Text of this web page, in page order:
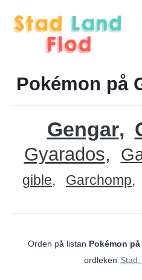
Pokémon på
Gengar
Gyarados
gible Garchomp
Orden på listan Pokémon på
ordleken